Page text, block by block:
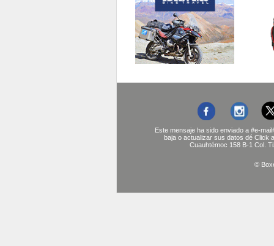
Este mensaje ha sido enviado a #e-
baja o actualizar sus datos dé Click
Cuauhtémoc 158 B-1 Col.
©